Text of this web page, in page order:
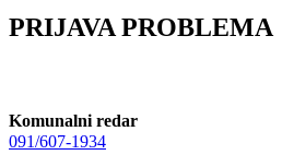
PRIJAVA PROBLEMA
Komunalni redar
091/607-1934